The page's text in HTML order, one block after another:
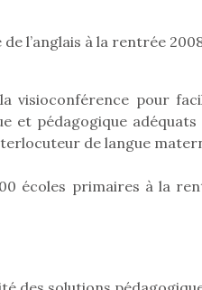
l’anglais à la rentrée
visioconférence pour
et pédagogique
de langue
écoles primaires à la